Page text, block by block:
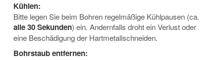
Kühlen:
Bitte legen Sie beim Bohren regelmäßige Kühlpausen (ca.
alle 30 Sekunden) ein. Andernfalls droht ein Verlust oder
eine Beschädigung der Hartmetallschneiden.
Bohrstaub entfernen: